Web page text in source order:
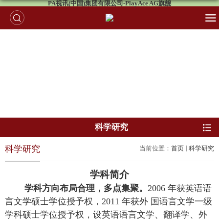
PA视讯(中国)集团有限公司-PlayAce AG旗舰
科学研究
当前位置： 首页 科学研究
科学研究
学科简介
学科方向布局合理，多点集聚。 2006 年获英语语
言文学硕士学位授予权，2011 年获外 国语言文学一级
学科硕士学位授予权，设英语语言文学、翻译学、外